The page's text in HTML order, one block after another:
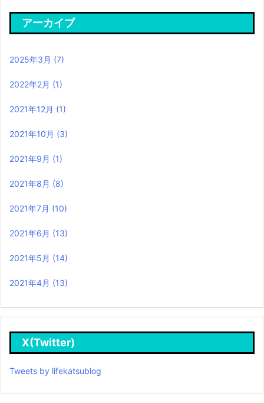
アーカイブ
2025年3月 (7)
2022年2月 (1)
2021年12月 (1)
2021年10月 (3)
2021年9月 (1)
2021年8月 (8)
2021年7月 (10)
2021年6月 (13)
2021年5月 (14)
2021年4月 (13)
X(Twitter)
Tweets by lifekatsublog